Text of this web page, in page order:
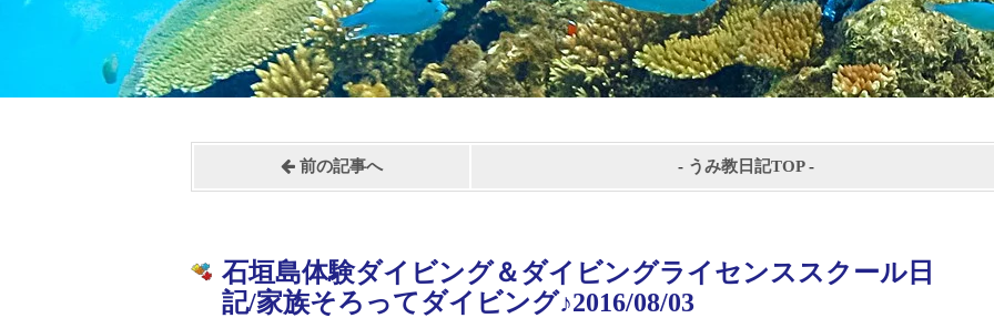
前の記事へ - うみ教日記TOP-
石垣島体験ダイビング＆ダイビングライセンススクール日
記/家族そろってダイビング♪2016/08/03